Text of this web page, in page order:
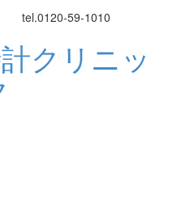
tel.0120-59-1010